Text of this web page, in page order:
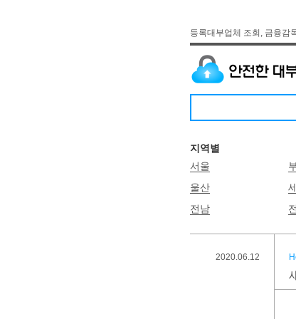
등록대부업체 조회, 금융감
지역별
서울
울산
전남
2020.06.12